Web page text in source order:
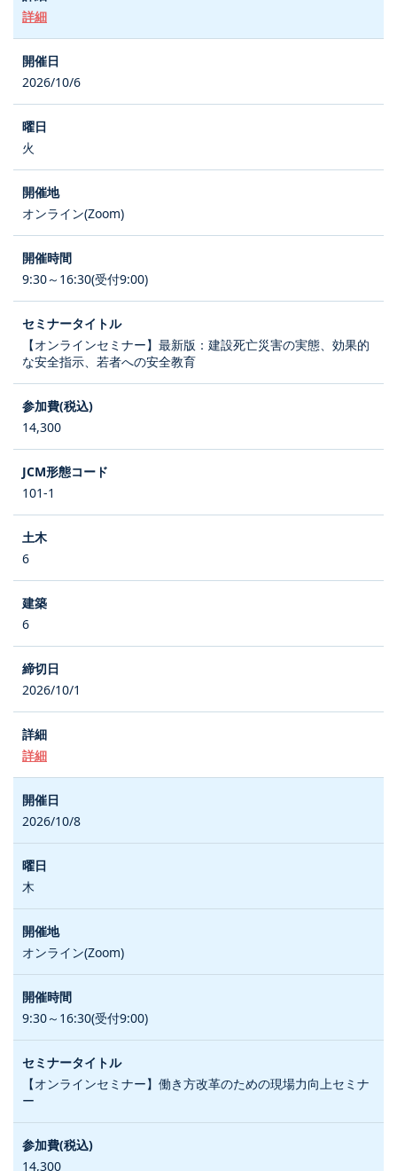
詳細
2026/10/6
火
オンライン(Zoom)
9:30～16:30(受付9:00)
【オンラインセミナー】最新版：建設死亡災害の実態、効果的
な安全指示、若者への安全教育
14,300
101-1
6
6
2026/10/1
詳細
2026/10/8
木
オンライン(Zoom)
9:30～16:30(受付9:00)
【オンラインセミナー】働き方改革のための現場力向上セミナ
ー
14,300